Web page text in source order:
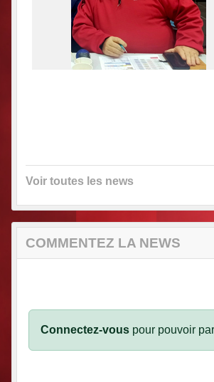
Voir toutes les news
COMMENTEZ LA NEWS
Connectez-vous pour pouvoir